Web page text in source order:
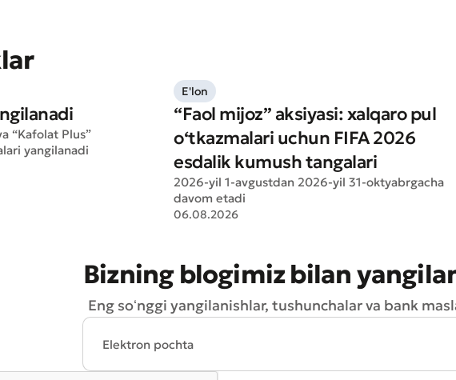
Yomon Aʼlo
“Kafolat Plus”
yangilanadi
E'lon
“Faol mijoz” aksiyasi: xalqaro pul
o‘tkazmalari uchun FIFA 2026
esdalik kumush tangalari
2026-yil 1-avgustdan 2026-yil 31-oktyabrgacha
davom etadi
06.08.2026
Bizning blogimiz bilan
Eng soʻnggi yangilanishlar, tushunchalar va bank